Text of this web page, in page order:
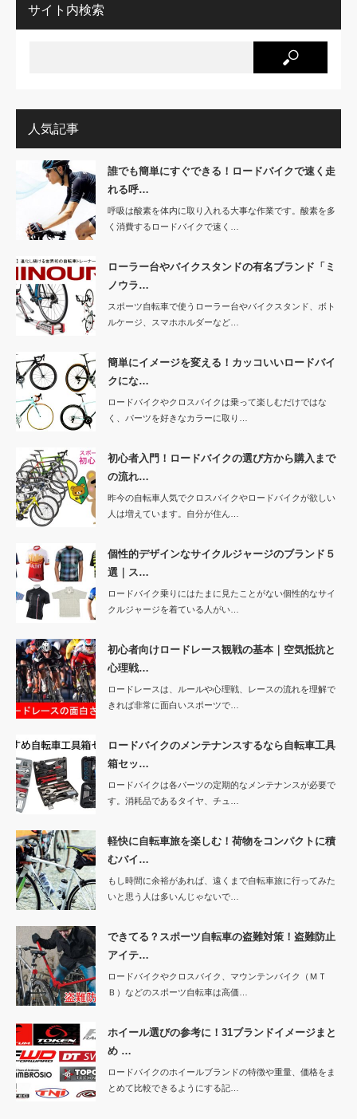
サイト内検索
人気記事
誰でも簡単にすぐできる！ロードバイクで速く走
れる呼…
呼吸は酸素を体内に取り入れる大事な作業です。酸素を多
く消費するロードバイクで速く…
ローラー台やバイクスタンドの有名ブランド「ミ
ノウラ…
スポーツ自転車で使うローラー台やバイクスタンド、ボト
ルケージ、スマホホルダーなど…
簡単にイメージを変える！カッコいいロードバイ
クにな…
ロードバイクやクロスバイクは乗って楽しむだけではな
く、パーツを好きなカラーに取り…
初心者入門！ロードバイクの選び方から購入まで
の流れ…
昨今の自転車人気でクロスバイクやロードバイクが欲しい
人は増えています。自分が住ん…
個性的デザインなサイクルジャージのブランド５
選｜ス…
ロードバイク乗りにはたまに見たことがない個性的なサイ
クルジャージを着ている人がい…
初心者向けロードレース観戦の基本｜空気抵抗と
心理戦…
ロードレースは、ルールや心理戦、レースの流れを理解で
きれば非常に面白いスポーツで…
ロードバイクのメンテナンスするなら自転車工具
箱セッ…
ロードバイクは各パーツの定期的なメンテナンスが必要で
す。消耗品であるタイヤ、チュ…
軽快に自転車旅を楽しむ！荷物をコンパクトに積
むバイ…
もし時間に余裕があれば、遠くまで自転車旅に行ってみた
いと思う人は多いんじゃないで…
できてる？スポーツ自転車の盗難対策！盗難防止
アイテ…
ロードバイクやクロスバイク、マウンテンバイク（ＭＴ
Ｂ）などのスポーツ自転車は高価…
ホイール選びの参考に！31ブランドイメージまと
め …
ロードバイクのホイールブランドの特徴や重量、価格をま
とめて比較できるようにする記…